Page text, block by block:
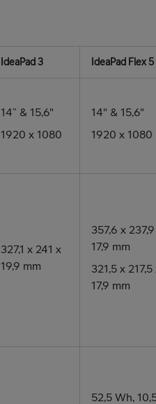
IdeaPad 3 IdeaPad Flex 5
14” & 15,6"
1920 x 1080
14" & 15,6"
1920 x 1080
327,1 x 241 x
19,9 mm
357,6 x
17,9 mm
321,5 x 217,5
17,9 mm
52,5 Wh,